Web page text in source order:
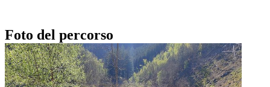
Foto del percorso